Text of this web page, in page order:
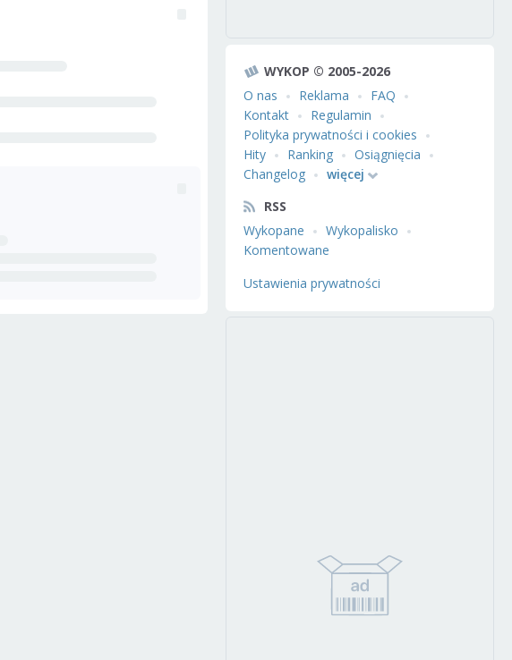
WYKOP © 2005-2026
O nas
Reklama
FAQ
Kontakt
Regulamin
Polityka prywatności i cookies
Hity
Ranking
Osiągnięcia
Changelog
więcej
RSS
Wykopane
Wykopalisko
Komentowane
Ustawienia prywatności